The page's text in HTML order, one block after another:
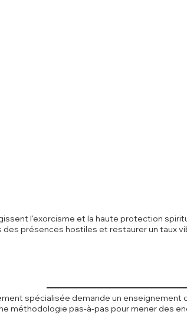
l'exorcisme et la haute protection
présences hostiles et restaurer un taux
spécialisée demande un
méthodologie pas-à-pas pour mener des